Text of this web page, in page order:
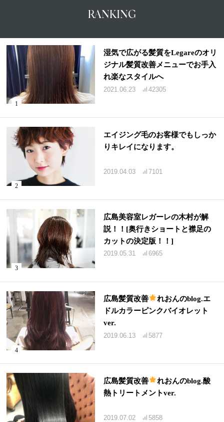
RANKING
湿気で広がる髪質をLegareのオリ
ジナル髪質改善メニューでお手入
れ楽なスタイルへ
2021.06.23 42305
エイジング毛のお客様でもしっか
りキレイになります。
2019.04.03 7101
広島美容室レガーレの木村が解
説！！[奥行きショートと襟足の
カットの決定版！！]
2019.05.31 6965
広島髪質改善
れおんのblog.エ
ドルカラーピンクバイオレット
ver.
2019.06.13 5877
広島髪質改善
れおんのblog.酸
熱トリートメントver.
2019.07.02 5858